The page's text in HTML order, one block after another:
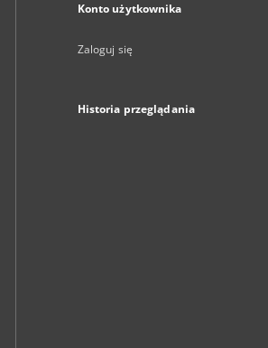
Konto użytkownika
Zaloguj się
Historia przeglądania